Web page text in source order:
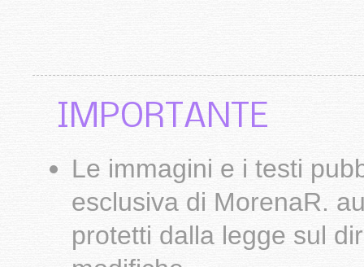
IMPORTANTE
Le immagini e i testi
esclusiva di MorenaR.
protetti dalla legge sul